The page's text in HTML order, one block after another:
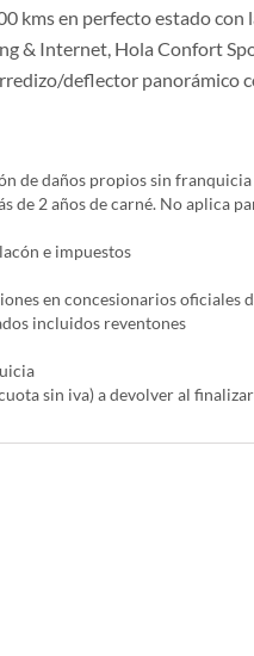
kms en perfecto estado con
& Internet, Hola Confort
deflector panorámico
de daños propios sin
de 2 años de carné. No aplica
e impuestos
en concesionarios oficiales
incluidos reventones
sin iva) a devolver al